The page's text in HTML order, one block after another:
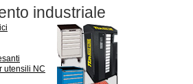
industriale
utensili NC